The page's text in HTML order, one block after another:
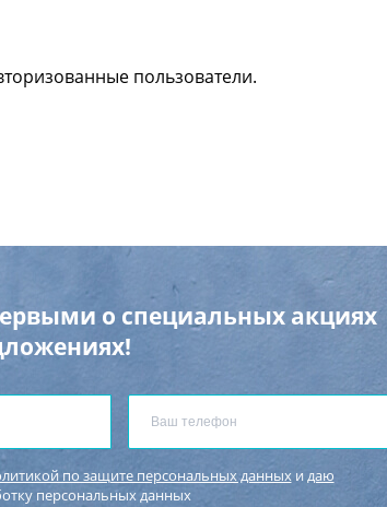
пользователи.
о специальных акциях
по защите персональных данных и даю
персональных данных